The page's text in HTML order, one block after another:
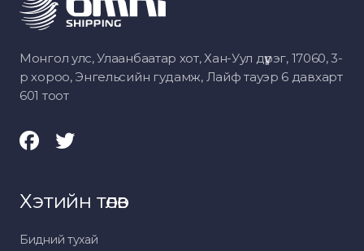
Монгол улс, Улаанбаатар хот, Хан-Уул дүүрэг, 17060, 3-
р хороо, Энгельсийн гудамж, Лайф тауэр 6 давхарт
601 тоот
Хэтийн төлөв
Бидний тухай